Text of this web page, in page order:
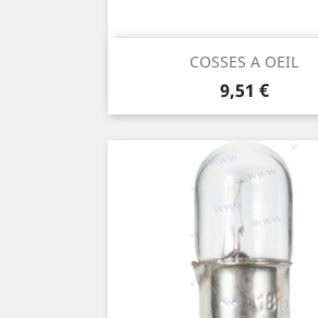
COSSES A OEIL
Prix
9,51 €